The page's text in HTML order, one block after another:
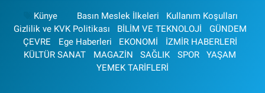
Künye Basın Meslek İlkeleri
Kullanım Koşulları
Gizlilik ve KVK Politikası
BİLİM VE TEKNOLOJİ
GÜNDEM
ÇEVRE
Ege Haberleri EKONOMİ
İZMİR HABERLERİ
KÜLTÜR SANAT
MAGAZİN SAĞLIK SPOR
YAŞAM
YEMEK TARİFLERİ